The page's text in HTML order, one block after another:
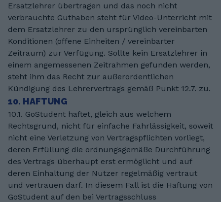
Ersatzlehrer übertragen und das noch nicht
verbrauchte Guthaben steht für Video-Unterricht mit
dem Ersatzlehrer zu den ursprünglich vereinbarten
Konditionen (offene Einheiten / vereinbarter
Zeitraum) zur Verfügung. Sollte kein Ersatzlehrer in
einem angemessenen Zeitrahmen gefunden werden,
steht ihm das Recht zur außerordentlichen
Kündigung des Lehrervertrags gemäß Punkt 12.7. zu.
10. HAFTUNG
10.1. GoStudent haftet, gleich aus welchem
Rechtsgrund, nicht für einfache Fahrlässigkeit, soweit
nicht eine Verletzung von Vertragspflichten vorliegt,
deren Erfüllung die ordnungsgemäße Durchführung
des Vertrags überhaupt erst ermöglicht und auf
deren Einhaltung der Nutzer regelmäßig vertraut
und vertrauen darf. In diesem Fall ist die Haftung von
GoStudent auf den bei Vertragsschluss